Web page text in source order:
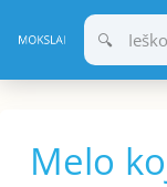
prie
turinio
Melo